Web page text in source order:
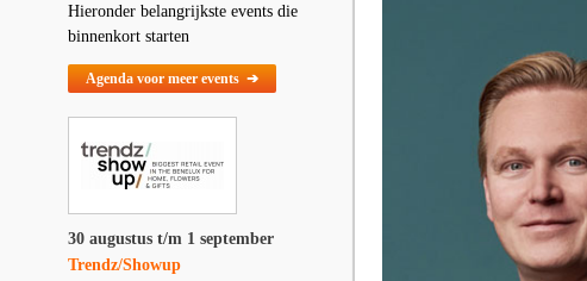
Hieronder belangrijkste events die
binnenkort starten
Agenda voor meer events ➔
30 augustus t/m 1 september
Trendz/Showup